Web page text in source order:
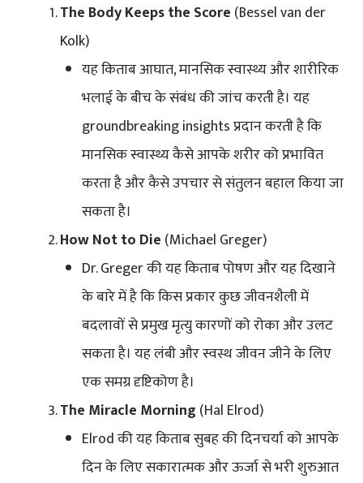
The Body Keeps the Score (Bessel van der
Kolk)
यह किताब आघात, मानसिक स्वास्थ्य और शारीरिक
भलाई के बीच के संबंध की जांच करती है। यह
groundbreaking insights प्रदान करती है कि
मानसिक स्वास्थ्य कैसे आपके शरीर को प्रभावित
करता है और कैसे उपचार से संतुलन बहाल किया जा
सकता है।
How Not to Die (Michael Greger)
Dr. Greger की यह किताब पोषण और यह दिखाने
के बारे में है कि किस प्रकार कुछ जीवनशैली में
बदलावों से प्रमुख मृत्यु कारणों को रोका और उलट
सकता है। यह लंबी और स्वस्थ जीवन जीने के लिए
एक समग्र दृष्टिकोण है।
The Miracle Morning (Hal Elrod)
Elrod की यह किताब सुबह की दिनचर्या को आपके
दिन के लिए सकारात्मक और ऊर्जा से भरी शुरुआत